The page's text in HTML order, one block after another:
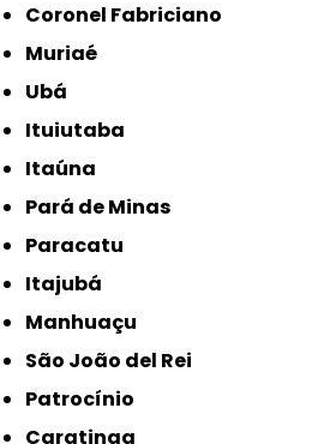
Coronel Fabriciano
Muriaé
Ubá
Ituiutaba
Itaúna
Pará de Minas
Paracatu
Itajubá
Manhuaçu
São João del Rei
Patrocínio
Caratinga